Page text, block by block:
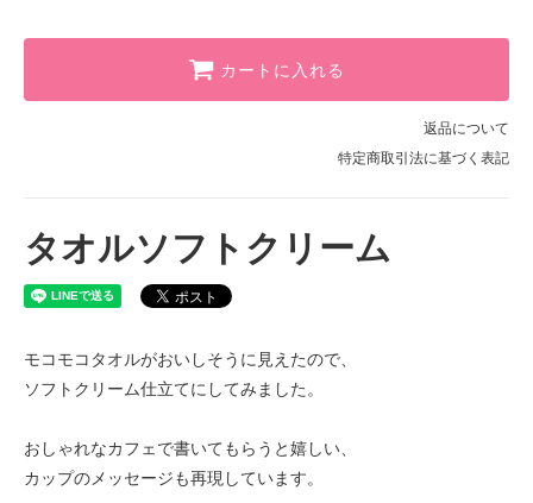
カートに入れる
返品について
特定商取引法に基づく表記
タオルソフトクリーム
モコモコタオルがおいしそうに見えたので、
ソフトクリーム仕立てにしてみました。
おしゃれなカフェで書いてもらうと嬉しい、
カップのメッセージも再現しています。